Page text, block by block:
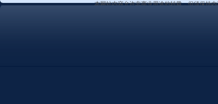
本网站内容允许非商业用途的转载，但须保持